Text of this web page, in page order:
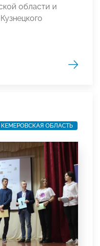
области и
КЕМЕРОВСКАЯ ОБЛАСТЬ